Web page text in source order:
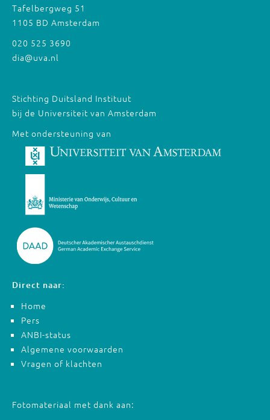
Tafelbergweg 51
1105 BD Amsterdam
020 525 3690
dia@uva.nl
Stichting Duitsland Instituut
bij de Universiteit van Amsterdam
Met ondersteuning van
Direct naar:
Home
Pers
ANBI-status
Algemene voorwaarden
Vragen of klachten
Fotomateriaal met dank aan: